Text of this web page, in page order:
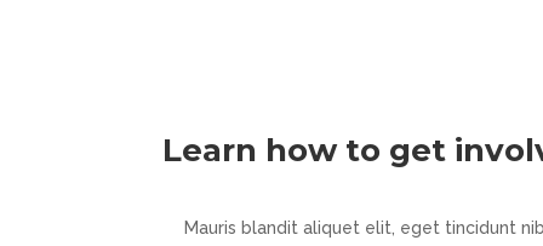
Learn how to get
Mauris blandit aliquet elit, eget tincidunt